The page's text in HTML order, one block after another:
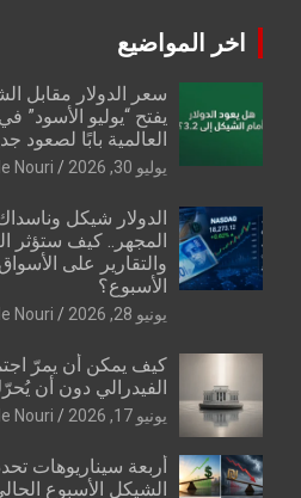
اخر المواضيع
سعر الدولار مقابل
يفتح “يوليو الأسود”
العالمية بابًا لصعود
يوليو 30, 2026 Nouri
الدولار شيكل
المجهر.. كيف ستؤثر
والتقارير على
الأسبوع؟
يونيو 28, 2026 Nouri
كيف يمكن أن يمرّ
الفيدرالي دون أن
يونيو 17, 2026 Nouri
أربعة سيناريوهات
الشيكل الأسبوع